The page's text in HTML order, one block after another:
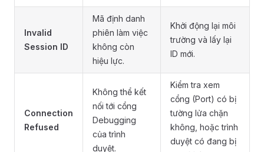
Invalid
Session ID
Mã định danh
phiên làm việc
không còn
hiệu lực.
Khởi động lại môi
trường và lấy lại
ID mới.
Connection
Refused
Không thể kết
nối tới cổng
Debugging
của trình
duyệt.
Kiểm tra xem
cổng (Port) có bị
tường lửa chặn
không, hoặc trình
duyệt có đang bị